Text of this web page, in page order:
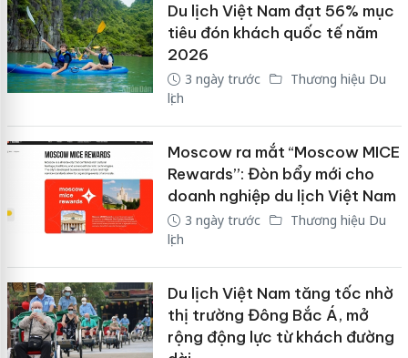
Du lịch Việt Nam đạt 56% mục
tiêu đón khách quốc tế năm
2026
3 ngày trước
Thương hiệu Du
lịch
Moscow ra mắt “Moscow MICE
Rewards”: Đòn bẩy mới cho
doanh nghiệp du lịch Việt Nam
3 ngày trước
Thương hiệu Du
lịch
Du lịch Việt Nam tăng tốc nhờ
thị trường Đông Bắc Á, mở
rộng động lực từ khách đường